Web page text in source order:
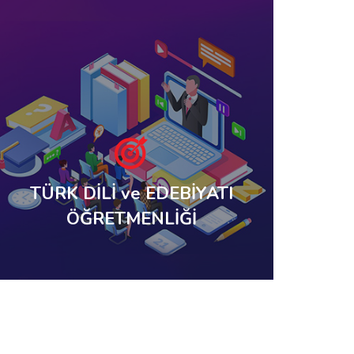
TÜRK DİLİ ve EDEBİYATI
ÖĞRETMENLİĞİ